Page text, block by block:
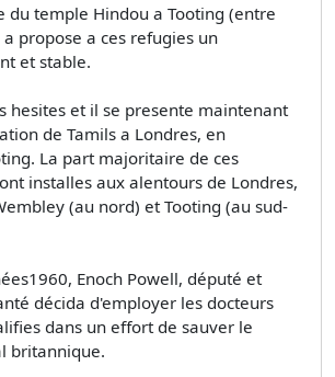
du temple Hindou a Tooting (entre
propose a ces refugies un
et stable.
hesites et il se presente maintenant
de Tamils a Londres, en
La part majoritaire de ces
installes aux alentours de Londres,
(au nord) et Tooting (au sud-
Enoch Powell, député et
décida d'employer les docteurs
dans un effort de sauver le
britannique.